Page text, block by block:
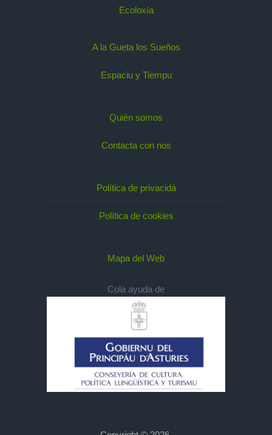
Ecoloxía
A la Gueta los Sueños
Espaciu y Tiempu
Quién somos
Contacta con nos
Política de privacidá
Política de cookies
Mapa del Web
Cola ayuda de